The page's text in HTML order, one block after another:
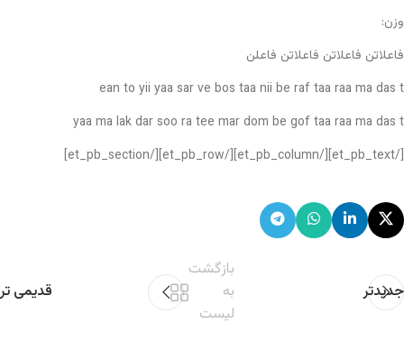
وزن:
فاعلاتن فاعلاتن فاعلاتن فاعلن
ean to yii yaa sar ve bos taa nii be raf taa raa ma das t
yaa ma lak dar soo ra tee mar dom be gof taa raa ma das t
[/et_pb_text][/et_pb_column][/et_pb_row][/et_pb_section]
جدیدتر
بازگشت
به
لیست
قدیمی تر